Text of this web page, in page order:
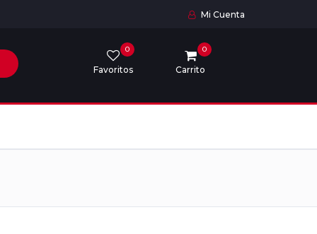
Mi Cuenta
Favoritos
0
Carrito
0